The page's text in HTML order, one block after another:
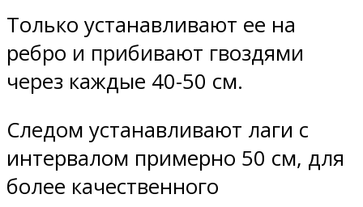
Только устанавливают ее на
ребро и прибивают гвоздями
через каждые 40-50 см.
Следом устанавливают лаги с
интервалом примерно 50 см, для
более качественного